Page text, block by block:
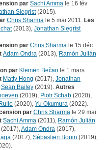
par Sachi Amma le 16 fév
Siegrist(2015).
Chris Sharma le 5 mai 2011. Les
(2013), Jonathan Siegrist
par Chris Sharma le 15 déc
Adam Ondra (2013), Ramón Julián
par Klemen Bečan le 1 mars
Matty Hong (2017), Jonathan
Sean Bailey (2019). Autres
(2019), Piotr Schab (2020),
(2020), Yu Okumura (2022).
par Chris Sharma le 29 mai
Sachi Amma (2011), Ramón Julián
(2017),Adam Ondra (2017),
(2017), Sébastien Bouin (2019),